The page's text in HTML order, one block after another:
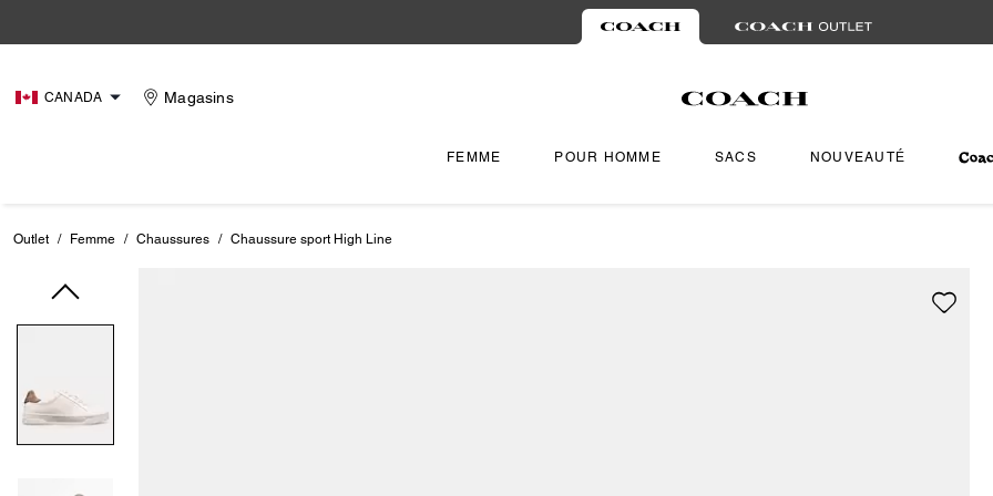
CANADA Magasins
FEMME POUR HOMME SACS NOUVEAUTÉ
Outlet / Femme / Chaussures / Chaussure sport High Line